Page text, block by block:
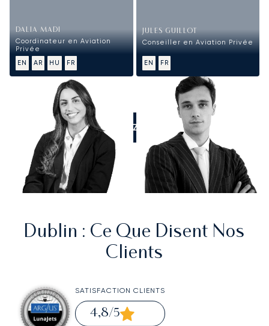
DALIA MADI
Coordinateur en Aviation
Privée
EN
AR HU FR
JULES GUILLOT
Conseiller en Aviation Privée
EN FR
APPELEZ-NOUS
Dublin : Ce Que Disent Nos
Clients
SATISFACTION CLIENTS
4,8/5